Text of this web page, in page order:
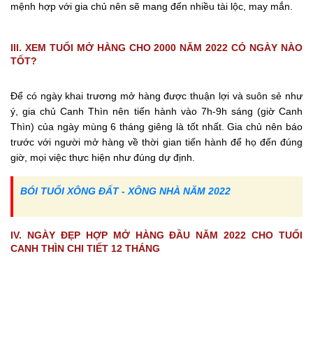
mệnh hợp với gia chủ nên sẽ mang đến nhiều tài lộc, may mắn.
III. XEM TUỔI MỞ HÀNG CHO 2000 NĂM 2022 CÓ NGÀY NÀO
TỐT?
Để có ngày khai trương mở hàng được thuận lợi và suôn sẻ như
ý, gia chủ Canh Thìn nên tiến hành vào 7h-9h sáng (giờ Canh
Thìn) của ngày mùng 6 tháng giêng là tốt nhất. Gia chủ nên báo
trước với người mở hàng về thời gian tiến hành để họ đến đúng
giờ, mọi việc thực hiện như đúng dự định.
BÓI TUỔI XÔNG ĐẤT - XÔNG NHÀ NĂM 2022
IV. NGÀY ĐẸP HỢP MỞ HÀNG ĐẦU NĂM 2022 CHO TUỔI
CANH THÌN CHI TIẾT 12 THÁNG